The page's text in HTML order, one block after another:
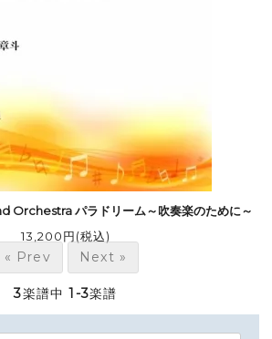
Orchestra パラドリーム～吹奏楽のために～
13,200円(税込)
« Prev Next »
3楽譜中 1-3楽譜